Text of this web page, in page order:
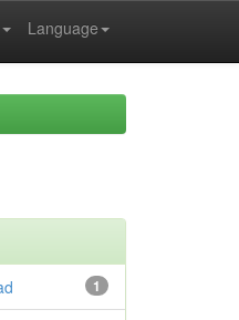
Language
1